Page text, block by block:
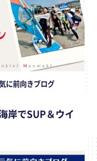
に前向きブログ
岸でSUP＆ウイ